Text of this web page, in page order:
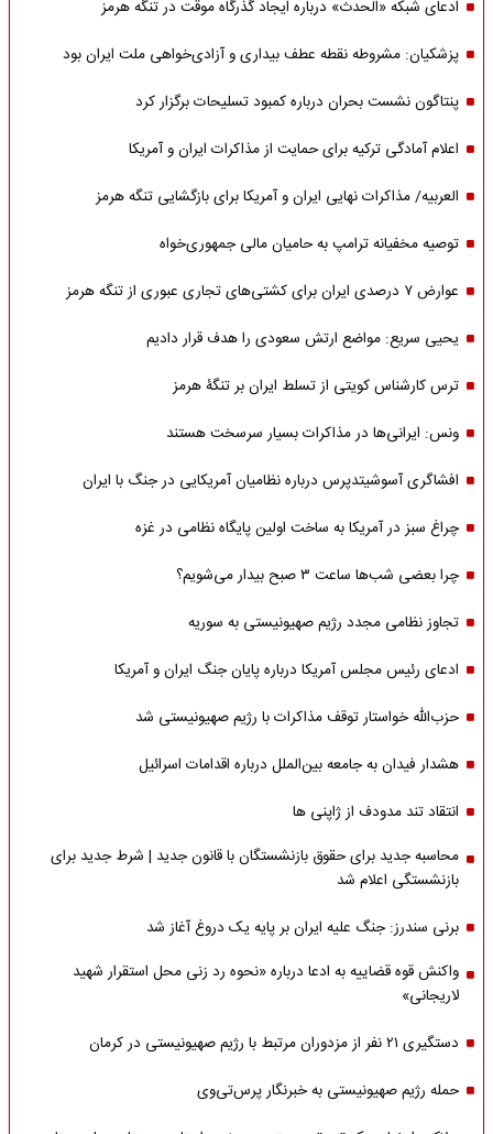
ادعای شبکه «الحدث» درباره ایجاد گذرگاه موقت در تنگه هرمز
پزشکیان: مشروطه نقطه عطف بیداری و آزادی‌خواهی ملت ایران بود
پنتاگون نشست بحران درباره کمبود تسلیحات برگزار کرد
اعلام آمادگی ترکیه برای حمایت از مذاکرات ایران و آمریکا
العربیه/ مذاکرات نهایی ایران و آمریکا برای بازگشایی تنگه هرمز
توصیه مخفیانه ترامپ به حامیان مالی جمهوری‌خواه
عوارض ۷ درصدی ایران برای کشتی‌های تجاری عبوری از تنگه هرمز
یحیی سریع: مواضع ارتش سعودی را هدف قرار دادیم
ترس کارشناس کویتی از تسلط ایران بر تنگۀ هرمز
ونس: ایرانی‌ها در مذاکرات بسیار سرسخت هستند
افشاگری آسوشیتدپرس درباره نظامیان آمریکایی در جنگ با ایران
چراغ سبز در آمریکا به ساخت اولین پایگاه نظامی در غزه
چرا بعضی شب‌ها ساعت ۳ صبح بیدار می‌شویم؟
تجاوز نظامی مجدد رژیم صهیونیستی به سوریه
ادعای رئیس مجلس آمریکا درباره پایان جنگ ایران و آمریکا
حزب‌الله خواستار توقف مذاکرات با رژیم صهیونیستی شد
هشدار فیدان به جامعه بین‌الملل درباره اقدامات اسرائیل
انتقاد تند مدودف از ژاپنی ها
محاسبه جدید برای حقوق بازنشستگان با قانون جدید | شرط جدید برای
بازنشستگی اعلام شد
برنی سندرز: جنگ علیه ایران بر پایه یک دروغ آغاز شد
واکنش قوه قضاییه به ادعا درباره «نحوه رد زنی محل استقرار شهید
لاریجانی»
دستگیری ۲۱ نفر از مزدوران مرتبط با رژیم صهیونیستی در کرمان
حمله رژیم صهیونیستی به خبرنگار پرس‌تی‌وی